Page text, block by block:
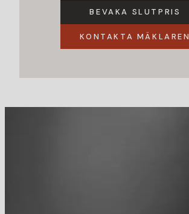
BEVAKA SLUTPRIS
KONTAKTA MÄKLAREN